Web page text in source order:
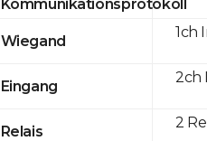
Kommunikationsprotokoll
Wiegand
Eingang
Relais
1ch
2ch
2